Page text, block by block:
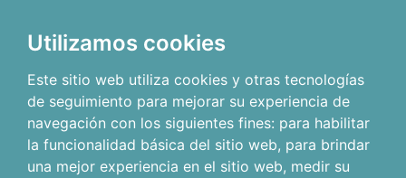
Utilizamos cookies
Este sitio web utiliza cookies y otras tecnologías
de seguimiento para mejorar su experiencia de
navegación con los siguientes fines: para habilitar
la funcionalidad básica del sitio web, para brindar
una mejor experiencia en el sitio web, medir su